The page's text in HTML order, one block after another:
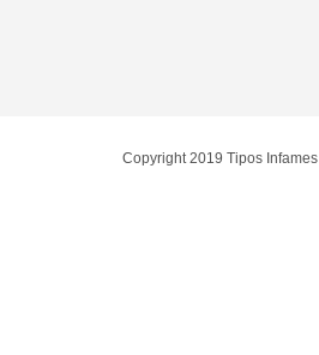
Copyright 2019 Tipos Infames